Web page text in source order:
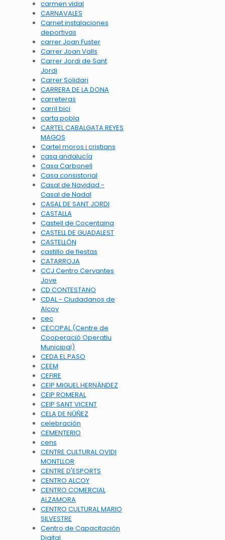
carmen vidal
CARNAVALES
Carnet instalaciones
deportivas
carrer Joan Fuster
Carrer Joan Valls
Carrer Jordi de Sant
Jordi
Carrer Solidari
CARRERA DE LA DONA
carreteras
carril bici
carta pobla
CARTEL CABALGATA REYES
MAGOS
Cartel moros i cristians
casa andalucía
Casa Carbonell
Casa consistorial
Casal de Navidad -
Casal de Nadal
CASAL DE SANT JORDI
CASTALLA
Castell de Cocentaina
CASTELL DE GUADALEST
CASTELLÓN
castillo de fiestas
CATARROJA
CCJ Centro Cervantes
Jove
CD CONTESTANO
CDAL - Ciudadanos de
Alcoy
cec
CECOPAL (Centre de
Cooperació Operatiu
Municipal)
CEDA EL PASO
CEEM
CEFIRE
CEIP MIGUEL HERNÁNDEZ
CEIP ROMERAL
CEIP SANT VICENT
CELA DE NÚÑEZ
celebración
CEMENTERIO
cens
CENTRE CULTURAL OVIDI
MONTLLOR
CENTRE D'ESPORTS
CENTRO ALCOY
CENTRO COMERCIAL
ALZAMORA
CENTRO CULTURAL MARIO
SILVESTRE
Centro de Capacitación
Digital